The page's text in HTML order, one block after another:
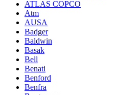
ATLAS COPCO
Atm
AUSA
Badger
Baldwin
Basak
Bell
Benati
Benford
Benfra